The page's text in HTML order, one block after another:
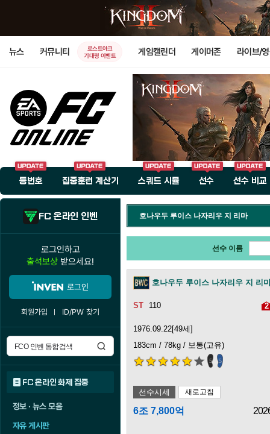
뉴스 커뮤니티
로스트아크
기대평 이벤트
게임캘린더 게이머존 라이브/
등번호 집중훈련 계산기 스쿼드 시뮬 선수 선수 비교
FC 온라인 인벤
로그인하고
출석보상 받으세요!
로그인
회원가입 ID/PW 찾기
FC 온라인 화제 집중
정보 · 뉴스 모음
자유 게시판
호나우두 루이스 나자리우 지 리마
선수 이름
호나우두 루이스 나자리우 지 리
110 2
1976.09.22[49세]
183cm / 78kg / 보통(고유)
5 5
선수시세 새로고침
6조 7,800억